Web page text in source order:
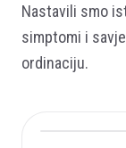
Nastavili smo
simptomi i
ordinaciju.